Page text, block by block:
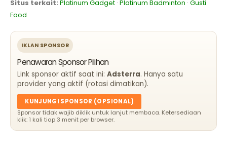
Situs terkait: Platinum Gadget · Platinum Badminton · Gusti
Food
IKLAN SPONSOR
Penawaran Sponsor Pilihan
Link sponsor aktif saat ini:Adsterra. Hanya satu
provider yang aktif (rotasi dimatikan).
KUNJUNGI SPONSOR (OPSIONAL)
Sponsor tidak wajib diklik untuk lanjut membaca. Ketersediaan
klik: 1 kali tiap 3 menit per browser.